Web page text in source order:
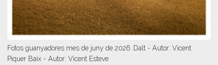
Fotos guanyadores mes de juny de 2026. Dalt - Autor: Vicent
Piquer Baix - Autor: Vicent Esteve